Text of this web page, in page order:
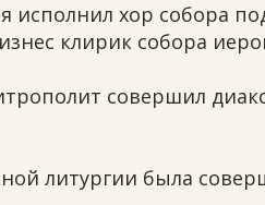
исполнил хор собора
клирик собора
совершил
литургии была